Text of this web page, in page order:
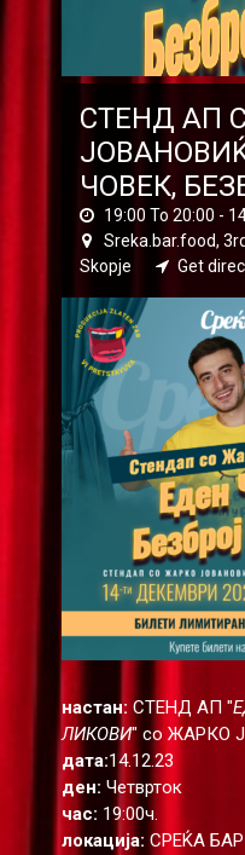
СТЕНД АП
ЧОВЕК,
19:00 To 20:00 -
Sreka.bar.food,
Skopje
Get
настан: СТЕНД АП "
ЛИКОВИ" со ЖАРКО
дата:14.12.23
ден: Четврток
час: 19:00ч.
локација: СРЕЌА